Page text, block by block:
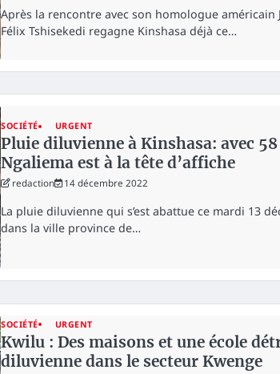
Après la rencontre avec son homologue américain
Félix Tshisekedi regagne Kinshasa déjà ce…
SOCIÉTÉ URGENT
Pluie diluvienne à Kinshasa: avec
Ngaliema est à la tête d’affiche
redaction 14 décembre 2022
La pluie diluvienne qui s’est abattue ce mardi 13
dans la ville province de…
SOCIÉTÉ URGENT
Kwilu : Des maisons et une école
diluvienne dans le secteur Kwenge